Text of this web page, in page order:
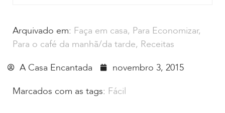
Arquivado em: Faça em casa, Para Economizar,
Para o café da manhã/da tarde, Receitas
A Casa Encantada
novembro 3, 2015
Marcados com as tags: Fácil